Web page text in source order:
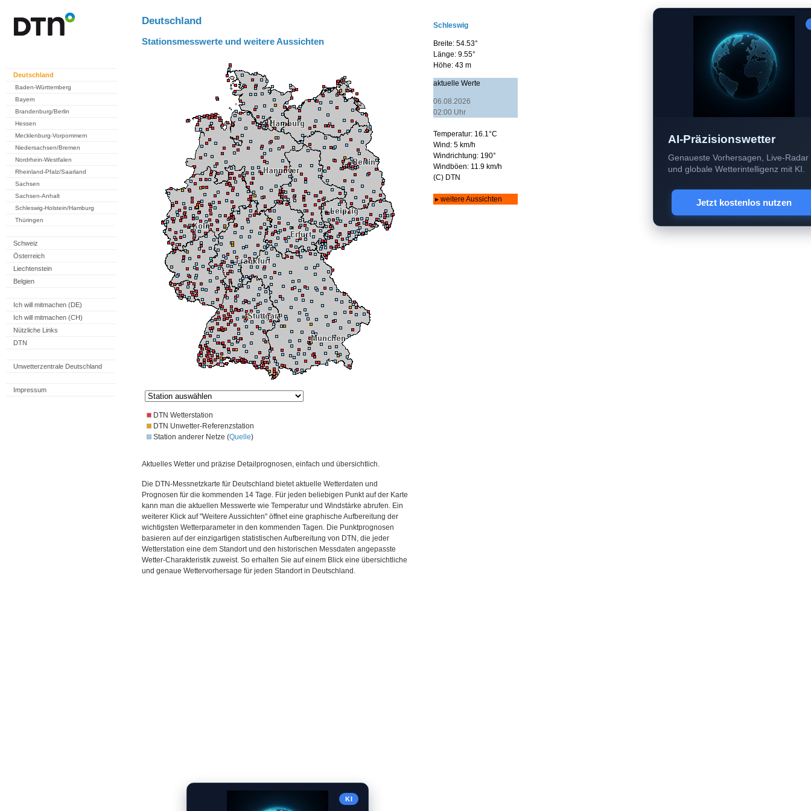
Deutschland
Baden-Württemberg
Bayern
Brandenburg/Berlin
Hessen
Mecklenburg-Vorpommern
Niedersachsen/Bremen
Nordrhein-Westfalen
Rheinland-Pfalz/Saarland
Sachsen
Sachsen-Anhalt
Schleswig-Holstein/Hamburg
Thüringen
Schweiz
Österreich
Liechtenstein
Belgien
Ich will mitmachen (DE)
Ich will mitmachen (CH)
Nützliche Links
DTN
Unwetterzentrale Deutschland
Impressum
Deutschland
Stationsmesswerte und weitere Aussichten
DTN Wetterstation
DTN Unwetter-Referenzstation
Station anderer Netze (Quelle)
Aktuelles Wetter und präzise Detailprognosen, einfach und übersichtlich.
Die DTN-Messnetzkarte für Deutschland bietet aktuelle Wetterdaten und
Prognosen für die kommenden 14 Tage. Für jeden beliebigen Punkt auf der Karte
kann man die aktuellen Messwerte wie Temperatur und Windstärke abrufen. Ein
weiterer Klick auf "Weitere Aussichten" öffnet eine graphische Aufbereitung der
wichtigsten Wetterparameter in den kommenden Tagen. Die Punktprognosen
basieren auf der einzigartigen statistischen Aufbereitung von DTN, die jeder
Wetterstation eine dem Standort und den historischen Messdaten angepasste
Wetter-Charakteristik zuweist. So erhalten Sie auf einem Blick eine übersichtliche
und genaue Wettervorhersage für jeden Standort in Deutschland.
KI
AI-Präzisionswetter
Genaueste Vorhersagen, Live-Radar
und globale Wetterintelligenz mit KI.
Jetzt kostenlos nutzen